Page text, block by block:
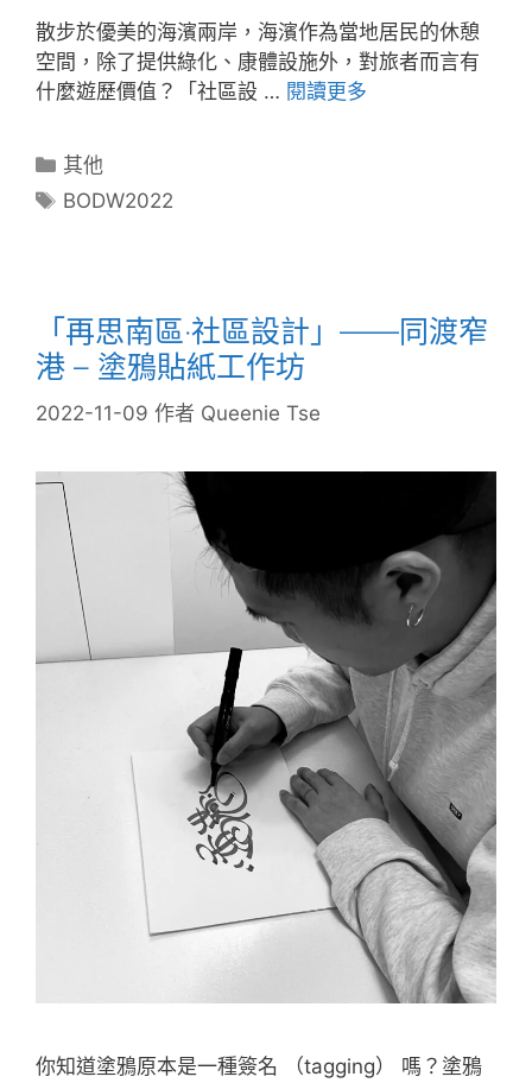
散步於優美的海濱兩岸，海濱作為當地居民的休憩
空間，除了提供綠化、康體設施外，對旅者而言有
什麼遊歷價值？「社區設 … 閱讀更多
其他
BODW2022
「再思南區‧社區設計」——同渡窄
港 – 塗鴉貼紙工作坊
2022-11-09 作者 Queenie Tse
你知道塗鴉原本是一種簽名 （tagging） 嗎？塗鴉